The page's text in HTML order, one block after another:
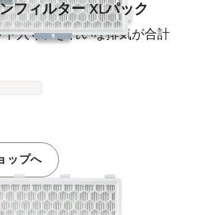
フィルター XLパック
入り、きれいな排気が合計
ップへ